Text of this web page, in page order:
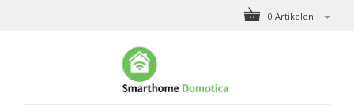
0 Artikelen